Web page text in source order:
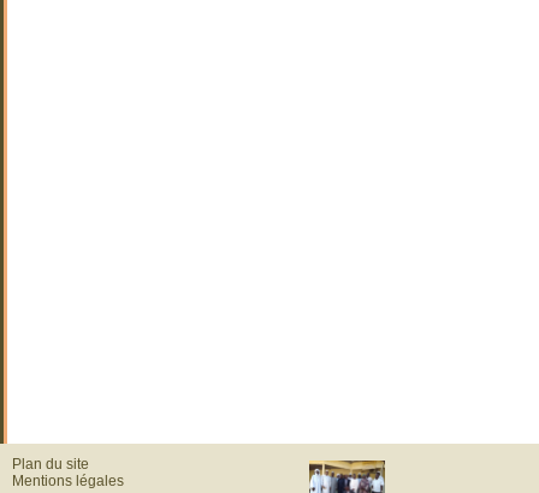
Plan du site
Mentions légales